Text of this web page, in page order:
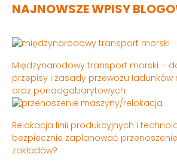
NAJNOWSZE WPISY
Międzynarodowy transport morski –
przepisy i zasady przewozu
oraz ponadgabarytowych
Relokacja linii produkcyjnych i
bezpiecznie zaplanować
zakładów?